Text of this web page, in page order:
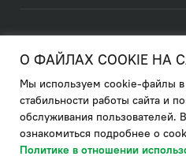
Политика в отношении
Политика
Политика в области
О ФАЙЛАХ COOKIE НА
Мы используем cookie-файлы в
стабильности работы сайта и
обслуживания пользователей.
ознакомиться подробнее о
Политике в отношении